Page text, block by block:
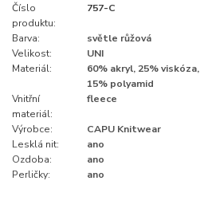
Číslo
produktu:
757-C
Barva:
světle růžová
Velikost:
UNI
Materiál:
60% akryl, 25% viskóza,
15% polyamid
Vnitřní
materiál:
fleece
Výrobce:
CAPU Knitwear
Lesklá nit:
ano
Ozdoba:
ano
Perličky:
ano